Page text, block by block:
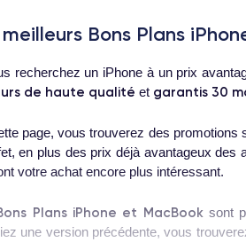
Bons Plans
recherchez un iPhone à un prix
de haute qualité et garantis 30
page, vous trouverez des
en plus des prix déjà avantageux des
votre achat encore plus intéressant.
Plans iPhone et MacBook sont
une version précédente, vous